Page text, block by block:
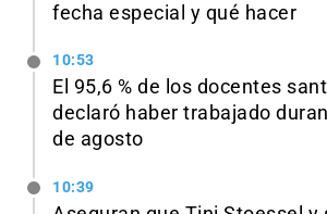
fecha especial y qué hacer
10:53
El 95,6 % de los docentes
declaró haber trabajado
de agosto
10:39